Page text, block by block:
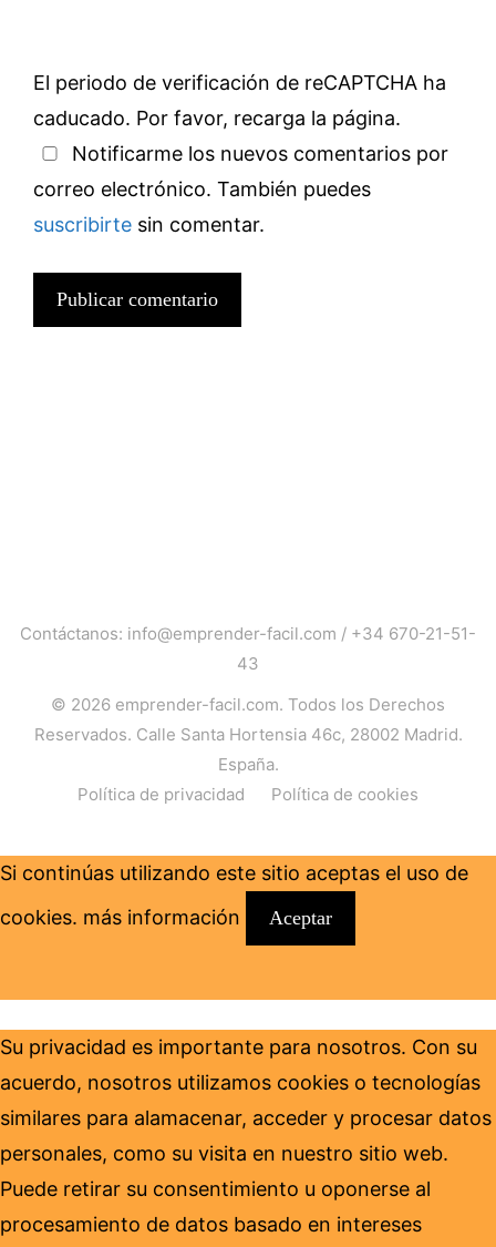
El periodo de verificación de reCAPTCHA ha
caducado. Por favor, recarga la página.
Notificarme los nuevos comentarios por
correo electrónico. También puedes
suscribirte sin comentar.
Contáctanos: info@emprender-facil.com / +34 670-21-51-
43
© 2026 emprender-facil.com. Todos los Derechos
Reservados. Calle Santa Hortensia 46c, 28002 Madrid.
España.
Política de privacidad
Política de cookies
Si continúas utilizando este sitio aceptas el uso de
cookies. más información Aceptar
Su privacidad es importante para nosotros. Con su
acuerdo, nosotros utilizamos cookies o tecnologías
similares para alamacenar, acceder y procesar datos
personales, como su visita en nuestro sitio web.
Puede retirar su consentimiento u oponerse al
procesamiento de datos basado en intereses